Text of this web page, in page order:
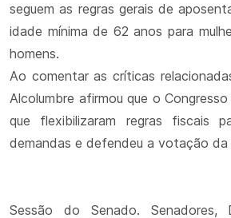
seguem as regras gerais de
idade mínima de 62 anos para
homens.
Ao comentar as críticas
Alcolumbre afirmou que o
que flexibilizaram regras fiscais
demandas e defendeu a votação
Sessão do Senado. Senadores,